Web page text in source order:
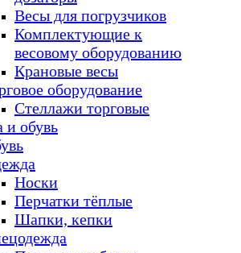
Весы для погрузчиков
Комплектующие к
весовому оборудованию
Крановые весы
оборудование
Стеллажи торговые
обувь
Носки
Перчатки тёплые
Шапки, кепки